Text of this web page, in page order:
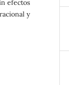
efectos
y